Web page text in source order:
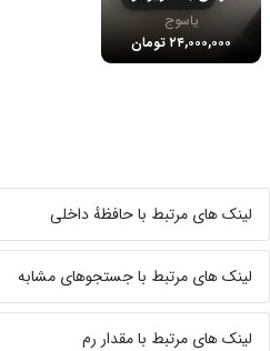
یاسوج
۲۴,۰۰۰,۰۰۰ تومان
لینک های مرتبط با حافظهٔ داخلی
لینک های مرتبط با جستجوهای مشابه
لینک های مرتبط با مقدار رم